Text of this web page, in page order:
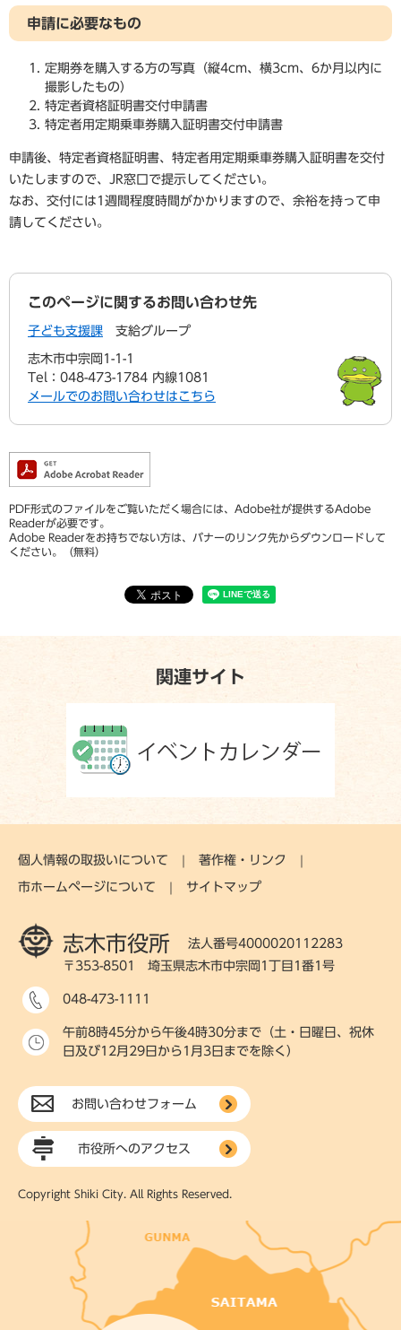
申請に必要なもの
定期券を購入する方の写真（縦4cm、横3cm、6か月以内に
撮影したもの）
特定者資格証明書交付申請書
特定者用定期乗車券購入証明書交付申請書
申請後、特定者資格証明書、特定者用定期乗車券購入証明書を交付
いたしますので、JR窓口で提示してください。
なお、交付には1週間程度時間がかかりますので、余裕を持って申
請してください。
このページに関するお問い合わせ先
子ども支援課 支給グループ
志木市中宗岡1-1-1
Tel：048-473-1784 内線1081
メールでのお問い合わせはこちら
PDF形式のファイルをご覧いただく場合には、Adobe社が提供するAdobe
Readerが必要です。
Adobe Readerをお持ちでない方は、バナーのリンク先からダウンロードして
ください。（無料）
関連サイト
個人情報の取扱いについて 著作権・リンク
市ホームページについて サイトマップ
志木市役所
法人番号4000020112283
〒353-8501 埼玉県志木市中宗岡1丁目1番1号
048-473-1111
午前8時45分から午後4時30分まで（土・日曜日、祝休
日及び12月29日から1月3日までを除く）
お問い合わせフォーム
市役所へのアクセス
Copyright Shiki City. All Rights Reserved.